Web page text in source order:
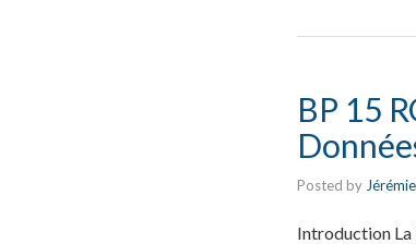
BP 15
Posted by
Introduction La